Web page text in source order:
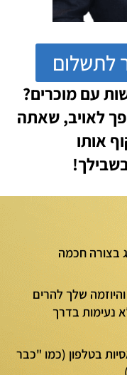
לתשלום
עם מוכרים?
לאויב, שאתה
אותו
בצורה חכמה
שלך להרים
נעימות בדרך
בטלפון (כמו "כבר